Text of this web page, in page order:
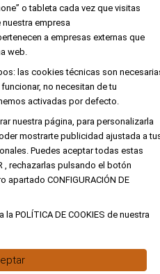
y cookies
los derechos
o tableta cada vez que visitas
empresa
a empresas externas que
web.
las cookies técnicas son
no necesitan de tu
activadas por defecto.
nuestra página, para personalizarla
mostrarte publicidad ajustada a
Puedes aceptar todas estas
, rechazarlas pulsando el botón
apartado CONFIGURACIÓN DE
POLÍTICA DE COOKIES de nuestra